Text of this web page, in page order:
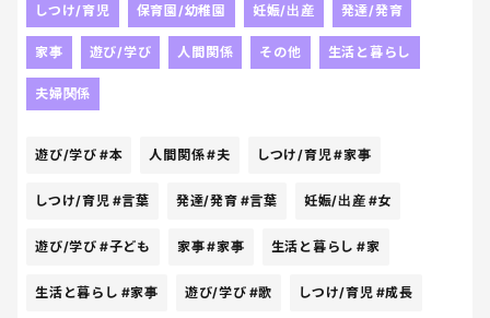
んとも可愛らしい姿にほっこりしてしまい心が癒さ
れたし、成長を感じてとても嬉しかった🥰✨
大人って（もちろん人や状況等によるが）、子ども
を産むかどうか決められたりする。そのことについ
て時たま、なんて傲慢な自然界の仕組みなんだろうと
しかし、毎日一生懸命に生きている小さな命たちを
思う。こんな未熟な私たち夫婦と一緒に人生を過ご
素晴らしい存在が毎日側に居てくれることを、言葉
しつけ/育児 保育園/幼稚園 妊娠/出産 発達/発育
家事 遊び/学び 人間関係 その他 生活と暮らし
夫婦関係
遊び/学び #本 人間関係#夫 しつけ/育児#家事
しつけ/育児 #言葉 発達/発育 #言葉 妊娠/出産 #女
遊び/学び #子ども 家事#家事 生活と暮らし #家
生活と暮らし #家事 遊び/学び #歌 しつけ/育児 #成長